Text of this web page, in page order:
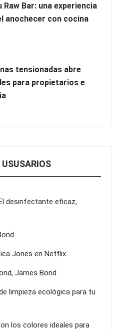
Bar: una experiencia
anochecer con cocina
tensionadas abre
para propietarios e
desinfectante eficaz,
Jones en Netflix
James Bond
limpieza ecológica para tu
los colores ideales para